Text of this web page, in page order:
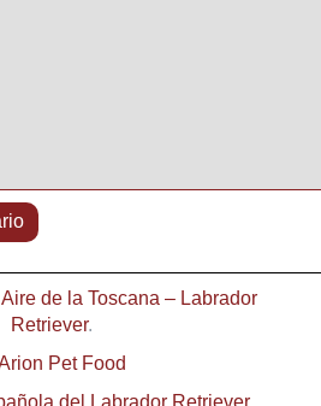
Aire de la Toscana – Labrador
Retriever.